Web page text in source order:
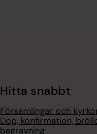
Hitta snabbt
Församlingar och
Dop, konfirmation,
begravning